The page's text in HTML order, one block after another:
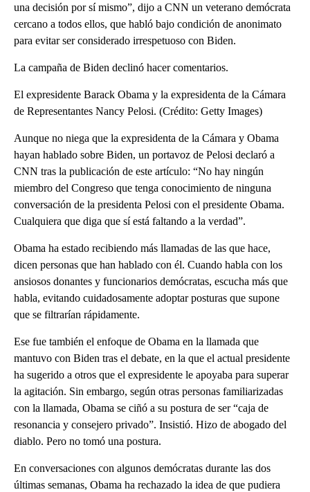
una decisión por sí mismo”, dijo a CNN un veterano demócrata
cercano a todos ellos, que habló bajo condición de anonimato
para evitar ser considerado irrespetuoso con Biden.
La campaña de Biden declinó hacer comentarios.
El expresidente Barack Obama y la expresidenta de la Cámara
de Representantes Nancy Pelosi. (Crédito: Getty Images)
Aunque no niega que la expresidenta de la Cámara y Obama
hayan hablado sobre Biden, un portavoz de Pelosi declaró a
CNN tras la publicación de este artículo: “No hay ningún
miembro del Congreso que tenga conocimiento de ninguna
conversación de la presidenta Pelosi con el presidente Obama.
Cualquiera que diga que sí está faltando a la verdad”.
Obama ha estado recibiendo más llamadas de las que hace,
dicen personas que han hablado con él. Cuando habla con los
ansiosos donantes y funcionarios demócratas, escucha más que
habla, evitando cuidadosamente adoptar posturas que supone
que se filtrarían rápidamente.
Ese fue también el enfoque de Obama en la llamada que
mantuvo con Biden tras el debate, en la que el actual presidente
ha sugerido a otros que el expresidente le apoyaba para superar
la agitación. Sin embargo, según otras personas familiarizadas
con la llamada, Obama se ciñó a su postura de ser “caja de
resonancia y consejero privado”. Insistió. Hizo de abogado del
diablo. Pero no tomó una postura.
En conversaciones con algunos demócratas durante las dos
últimas semanas, Obama ha rechazado la idea de que pudiera